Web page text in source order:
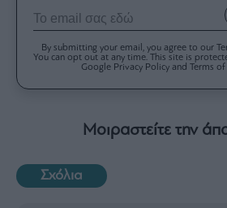
By submitting your email, you agree to our
You can opt out at any time. This site is
Google Privacy Policy and Terms of
Μοιραστείτε την
Σχόλια